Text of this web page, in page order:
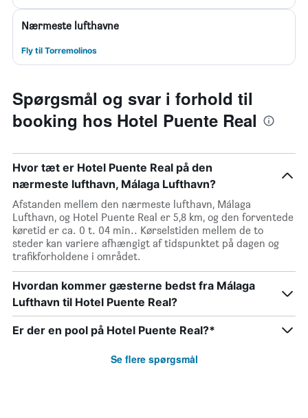
Nærmeste lufthavne
Fly til Torremolinos
Spørgsmål og svar i forhold til
booking hos Hotel Puente Real
Hvor tæt er Hotel Puente Real på den
nærmeste lufthavn, Málaga Lufthavn?
Afstanden mellem den nærmeste lufthavn, Málaga
Lufthavn, og Hotel Puente Real er 5,8 km, og den forventede
køretid er ca. 0 t. 04 min.. Kørselstiden mellem de to
steder kan variere afhængigt af tidspunktet på dagen og
trafikforholdene i området.
Hvordan kommer gæsterne bedst fra Málaga
Lufthavn til Hotel Puente Real?
Er der en pool på Hotel Puente Real?*
Se flere spørgsmål